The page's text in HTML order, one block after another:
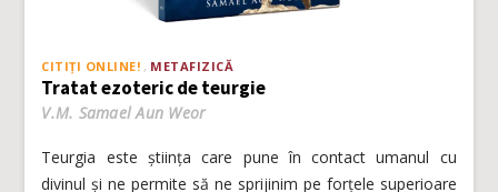
CITIȚI ONLINE! METAFIZICĂ
Tratat ezoteric de teurgie
V.M. Samael Aun Weor
Teurgia este știința care pune în contact umanul cu
divinul și ne permite să ne sprijinim pe forțele superioare